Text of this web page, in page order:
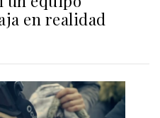
en realidad